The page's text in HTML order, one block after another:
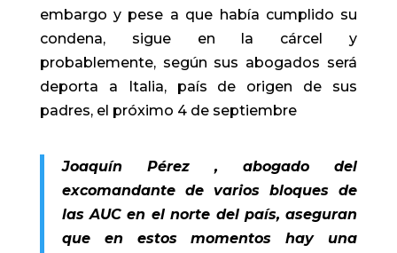
embargo y pese a que había cumplido su
condena, sigue en la cárcel y
probablemente, según sus abogados será
deporta a Italia, país de origen de sus
padres, el próximo 4 de septiembre
Joaquín Pérez , abogado del
excomandante de varios bloques de
las AUC en el norte del país, aseguran
que en estos momentos hay una